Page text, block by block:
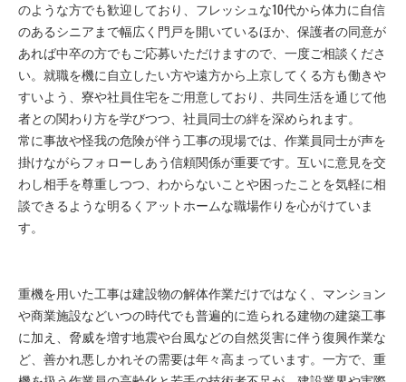
のような方でも歓迎しており、フレッシュな10代から体力に自信
のあるシニアまで幅広く門戸を開いているほか、保護者の同意が
あれば中卒の方でもご応募いただけますので、一度ご相談くださ
い。就職を機に自立したい方や遠方から上京してくる方も働きや
すいよう、寮や社員住宅をご用意しており、共同生活を通じて他
者との関わり方を学びつつ、社員同士の絆を深められます。
常に事故や怪我の危険が伴う工事の現場では、作業員同士が声を
掛けながらフォローしあう信頼関係が重要です。互いに意見を交
わし相手を尊重しつつ、わからないことや困ったことを気軽に相
談できるような明るくアットホームな職場作りを心がけていま
す。
重機を用いた工事は建設物の解体作業だけではなく、マンション
や商業施設などいつの時代でも普遍的に造られる建物の建築工事
に加え、脅威を増す地震や台風などの自然災害に伴う復興作業な
ど、善かれ悪しかれその需要は年々高まっています。一方で、重